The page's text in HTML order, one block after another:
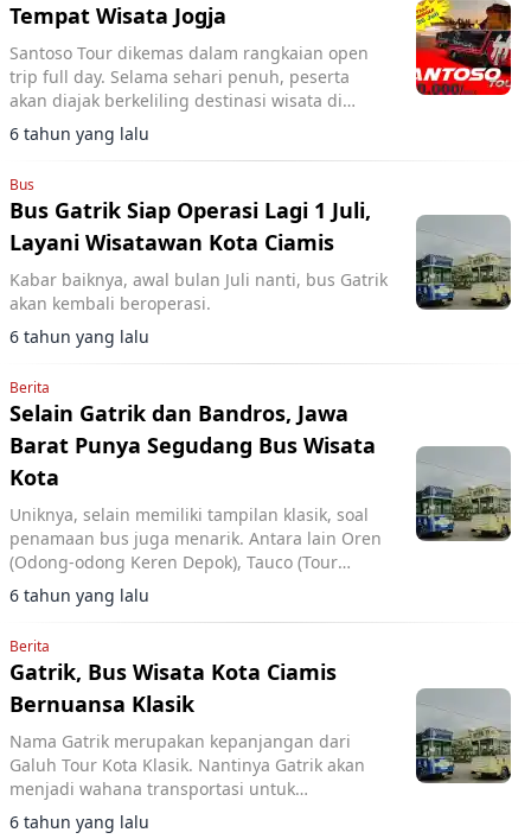
Tempat Wisata Jogja
Santoso Tour dikemas dalam rangkaian open
trip full day. Selama sehari penuh, peserta
akan diajak berkeliling destinasi wisata di
Jogjakarta. Mulai dari pantai Parantritis dan
Tebing Breksi.
6 tahun yang lalu
Bus
Bus Gatrik Siap Operasi Lagi 1 Juli,
Layani Wisatawan Kota Ciamis
Kabar baiknya, awal bulan Juli nanti, bus Gatrik
akan kembali beroperasi.
6 tahun yang lalu
Berita
Selain Gatrik dan Bandros, Jawa
Barat Punya Segudang Bus Wisata
Kota
Uniknya, selain memiliki tampilan klasik, soal
penamaan bus juga menarik. Antara lain Oren
(Odong-odong Keren Depok), Tauco (Tour
Wisata Cianjur on Bus) dan Sakoci (Saba Kota
Cimahi)
6 tahun yang lalu
Berita
Gatrik, Bus Wisata Kota Ciamis
Bernuansa Klasik
Nama Gatrik merupakan kepanjangan dari
Galuh Tour Kota Klasik. Nantinya Gatrik akan
menjadi wahana transportasi untuk
mengenalkan potensi wisata di Ciamis.
6 tahun yang lalu